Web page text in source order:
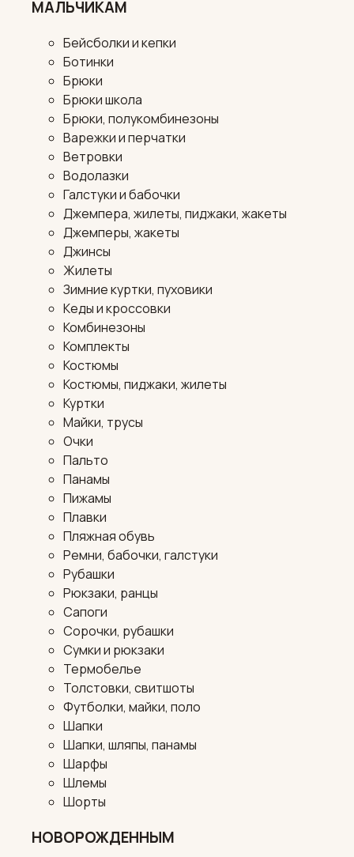
МАЛЬЧИКАМ
Бейсболки и кепки
Ботинки
Брюки
Брюки школа
Брюки, полукомбинезоны
Варежки и перчатки
Ветровки
Водолазки
Галстуки и бабочки
Джемпера, жилеты, пиджаки, жакеты
Джемперы, жакеты
Джинсы
Жилеты
Зимние куртки, пуховики
Кеды и кроссовки
Комбинезоны
Комплекты
Костюмы
Костюмы, пиджаки, жилеты
Куртки
Майки, трусы
Очки
Пальто
Панамы
Пижамы
Плавки
Пляжная обувь
Ремни, бабочки, галстуки
Рубашки
Рюкзаки, ранцы
Сапоги
Сорочки, рубашки
Сумки и рюкзаки
Термобелье
Толстовки, свитшоты
Футболки, майки, поло
Шапки
Шапки, шляпы, панамы
Шарфы
Шлемы
Шорты
НОВОРОЖДЕННЫМ